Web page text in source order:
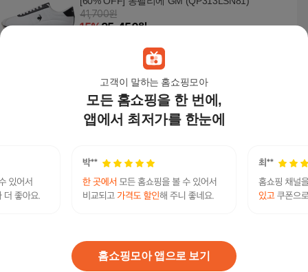
고객이 말하는 홈쇼핑모아
모든 홈쇼핑을 한 번에,
앱에서 최저가를 한눈에
홈쇼핑모아 앱으로 보기
41,700원
15%35,450원
르꼬끄운동화 UQC QQ123LSN21-NVY 몽펠리에
라이트 / NAVY
68,700 원
[택가 109,000]공용 몽펠리에 라이트 QQ123LSN2
15%46,330원